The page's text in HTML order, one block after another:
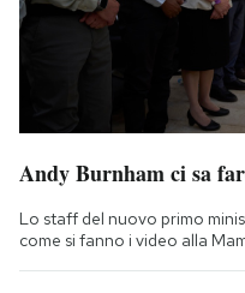
Andy Burnham ci sa
Lo staff del nuovo primo
come si fanno i video alla